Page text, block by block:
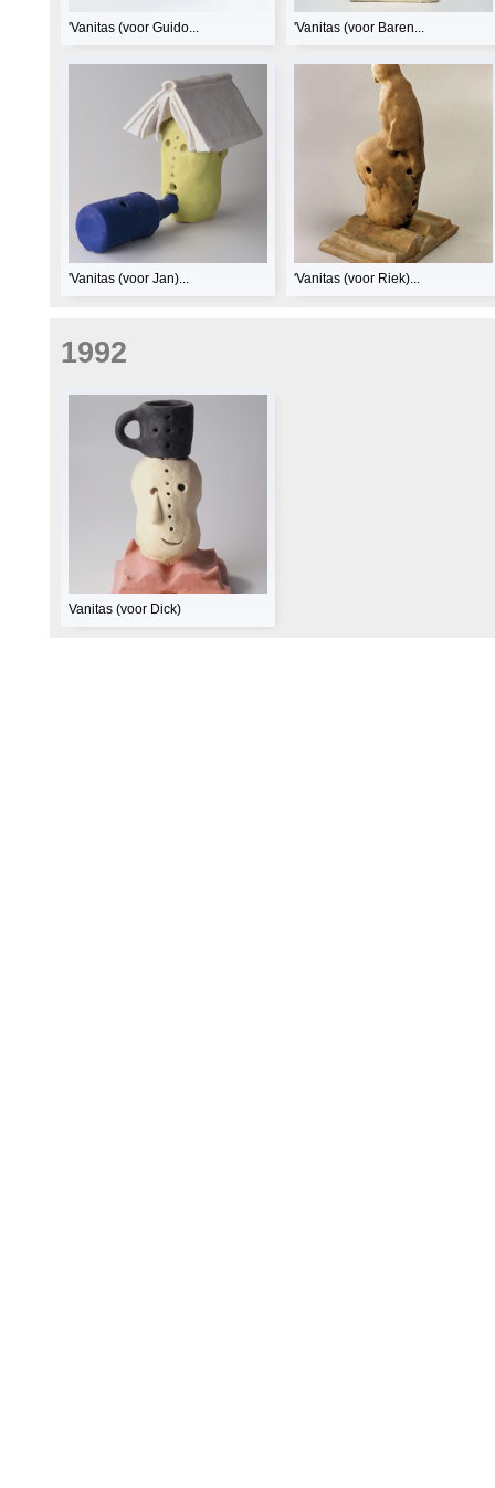
'Vanitas (voor Guido... 'Vanitas (voor Baren...
'Vanitas (voor Jan)... 'Vanitas (voor Riek)...
1992
Vanitas (voor Dick)